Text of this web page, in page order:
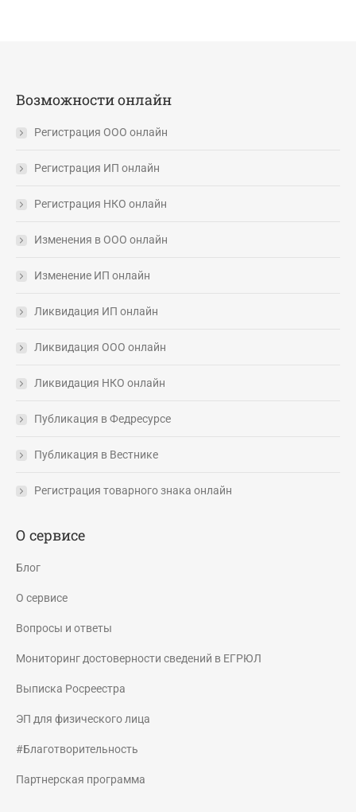
Возможности онлайн
Регистрация ООО онлайн
Регистрация ИП онлайн
Регистрация НКО онлайн
Изменения в ООО онлайн
Изменение ИП онлайн
Ликвидация ИП онлайн
Ликвидация ООО онлайн
Ликвидация НКО онлайн
Публикация в Федресурсе
Публикация в Вестнике
Регистрация товарного знака онлайн
О сервисе
Блог
О сервисе
Вопросы и ответы
Мониторинг достоверности сведений в ЕГРЮЛ
Выписка Росреестра
ЭП для физического лица
#Благотворительность
Партнерская программа